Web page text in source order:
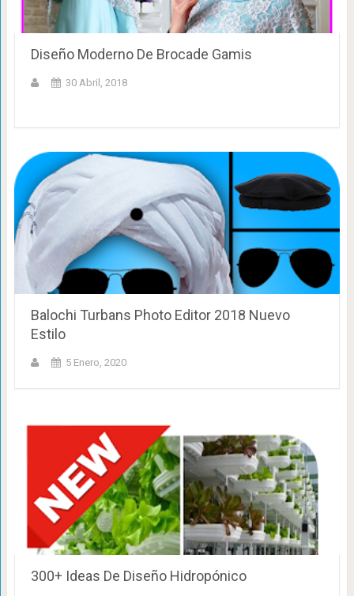
Diseño Moderno De Brocade Gamis
30 Abril, 2018
Balochi Turbans Photo Editor 2018 Nuevo
Estilo
5 Enero, 2020
300+ Ideas De Diseño Hidropónico